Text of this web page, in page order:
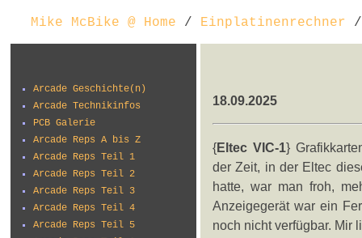
Mike McBike @ Home / Einplatinenrechner /
Arcade Geschichte(n)
Arcade Technikinfos
PCB Galerie
Arcade Reps A bis Z
Arcade Reps Teil 1
Arcade Reps Teil 2
Arcade Reps Teil 3
Arcade Reps Teil 4
Arcade Reps Teil 5
18.09.2025
{Eltec VIC-1}
der Zeit, in der Eltec
hatte, war man froh,
Anzeigegerät war ein
noch nicht verfügbar. Mir